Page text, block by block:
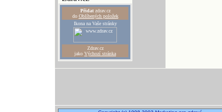
Přidatzdrav.cz
do Oblíbených položek
Ikona na Vaše stránky
Zdrav.cz
jako Výchozí stránka